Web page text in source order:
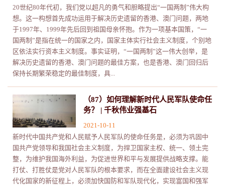
20世纪80年代初，我们党以超凡的勇气和胆略提出“一国两制”伟大构
想。这一构想首先成功运用于解决历史遗留的香港、澳门问题，两地
于1997年、1999年先后回到祖国母亲怀抱。作为一项基本国策，“一
国两制”是指在统一的国家之内，国家主体实行社会主义制度，个别地
区依法实行资本主义制度。事实证明，“一国两制”这一伟大创举，是
解决历史遗留的香港、澳门问题的最佳方案，也是香港、澳门回归后
保持长期繁荣稳定的最佳制度，具...
（87）如何理解新时代人民军队使命任
务？ | 千秋伟业强基石
2021-10-11
新时代中国共产党和人民赋予人民军队的使命任务是，必须为巩固中
国共产党领导和我国社会主义制度，为捍卫国家主权、统一、领土完
整，为维护我国海外利益，为促进世界和平与发展提供战略支撑。能
打仗、打胜仗是党对人民军队的根本要求，而在全面建设社会主义现
代化国家的新征程上，必须加快国防和军队现代化，实现富国和强军